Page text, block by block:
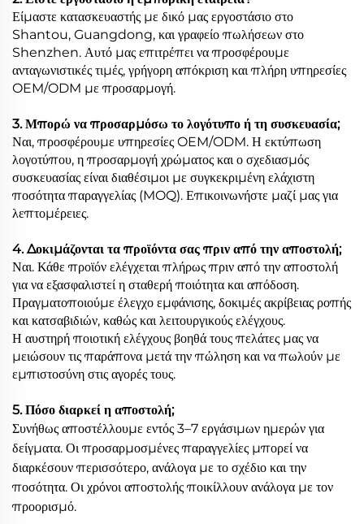
Είμαστε κατασκευαστής με δικό μας εργοστάσιο στο
Shantou, Guangdong, και γραφείο πωλήσεων στο
Shenzhen. Αυτό μας επιτρέπει να προσφέρουμε
ανταγωνιστικές τιμές, γρήγορη απόκριση και πλήρη υπηρεσίες
OEM/ODM με προσαρμογή.
3. Μπορώ να προσαρμόσω το λογότυπο ή τη συσκευασία;
Ναι, προσφέρουμε υπηρεσίες OEM/ODM. Η εκτύπωση
λογοτύπου, η προσαρμογή χρώματος και ο σχεδιασμός
συσκευασίας είναι διαθέσιμοι με συγκεκριμένη ελάχιστη
ποσότητα παραγγελίας (MOQ). Επικοινωνήστε μαζί μας για
λεπτομέρειες.
4. Δοκιμάζονται τα προϊόντα σας πριν από την αποστολή;
Ναι. Κάθε προϊόν ελέγχεται πλήρως πριν από την αποστολή
για να εξασφαλιστεί η σταθερή ποιότητα και απόδοση.
Πραγματοποιούμε έλεγχο εμφάνισης, δοκιμές ακρίβειας ροπής
και κατσαβιδιών, καθώς και λειτουργικούς ελέγχους.
Η αυστηρή ποιοτική ελέγχους βοηθά τους πελάτες μας να
μειώσουν τις παράπονα μετά την πώληση και να πωλούν με
εμπιστοσύνη στις αγορές τους.
5. Πόσο διαρκεί η αποστολή;
Συνήθως αποστέλλουμε εντός 3–7 εργάσιμων ημερών για
δείγματα. Οι προσαρμοσμένες παραγγελίες μπορεί να
διαρκέσουν περισσότερο, ανάλογα με το σχέδιο και την
ποσότητα. Οι χρόνοι αποστολής ποικίλλουν ανάλογα με τον
προορισμό.